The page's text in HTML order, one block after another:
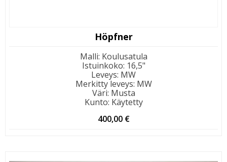
Höpfner
Malli: Koulusatula
Istuinkoko: 16,5"
Leveys: MW
Merkitty leveys: MW
Väri: Musta
Kunto: Käytetty
400,00 €